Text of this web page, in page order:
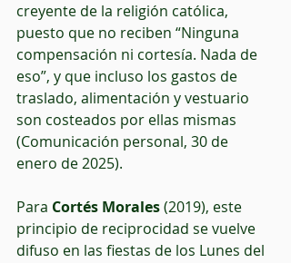
creyente de la religión católica,
puesto que no reciben “Ninguna
compensación ni cortesía. Nada de
eso”, y que incluso los gastos de
traslado, alimentación y vestuario
son costeados por ellas mismas
(Comunicación personal, 30 de
enero de 2025).
Para Cortés Morales (2019), este
principio de reciprocidad se vuelve
difuso en las fiestas de los Lunes del